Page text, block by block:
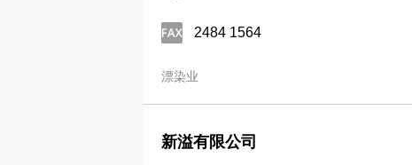
2484 1564
漂染业
新溢有限公司